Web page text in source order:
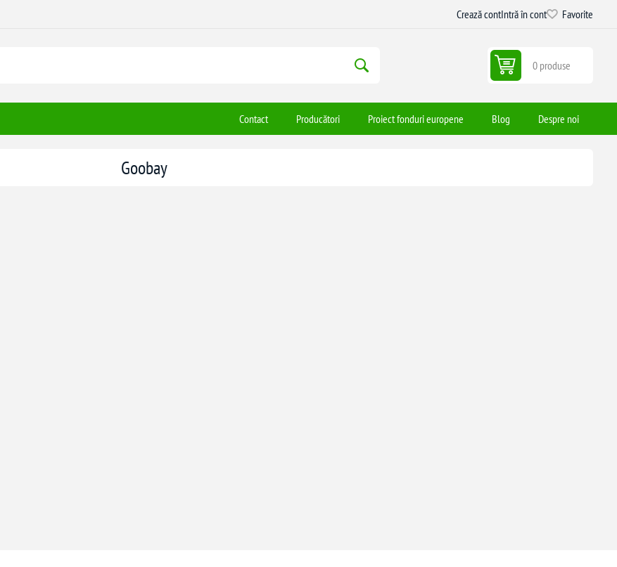
Crează contIntră în cont Favorite
0 produse
Contact Producători Proiect fonduri europene Blog Despre noi
Goobay